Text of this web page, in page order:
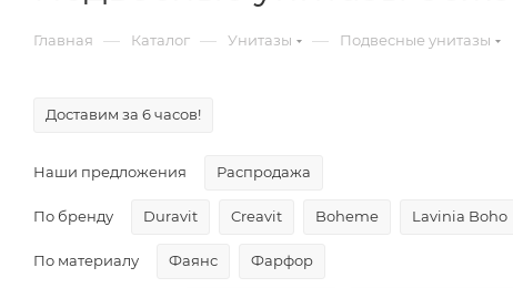
Главная — Каталог — Унитазы — Подвесные унитазы
Доставим за 6 часов!
Наши предложения Распродажа
По бренду Duravit Creavit Boheme Lavinia Boho
По материалу Фаянс Фарфор